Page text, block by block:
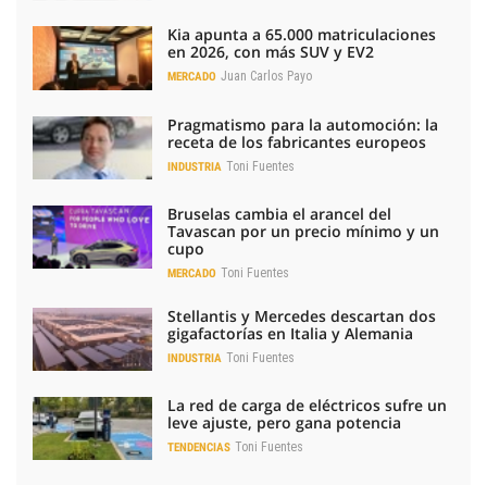
Kia apunta a 65.000 matriculaciones
en 2026, con más SUV y EV2
MERCADO Juan Carlos Payo
Pragmatismo para la automoción: la
receta de los fabricantes europeos
INDUSTRIA Toni Fuentes
Bruselas cambia el arancel del
Tavascan por un precio mínimo y un
cupo
MERCADO Toni Fuentes
Stellantis y Mercedes descartan dos
gigafactorías en Italia y Alemania
INDUSTRIA Toni Fuentes
La red de carga de eléctricos sufre un
leve ajuste, pero gana potencia
TENDENCIAS Toni Fuentes